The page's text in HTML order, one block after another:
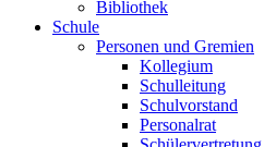
Bibliothek
Schule
Personen und Gremien
Kollegium
Schulleitung
Schulvorstand
Personalrat